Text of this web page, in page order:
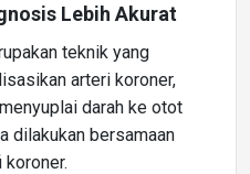
Lebih Akurat
teknik yang
arteri koroner,
darah ke otot
dilakukan bersamaan